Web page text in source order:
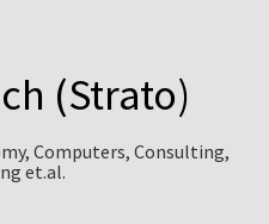
(Strato)
Computers, Consulting,
et.al.